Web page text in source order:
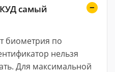
самый
биометрия по
нельзя
Для максимальной